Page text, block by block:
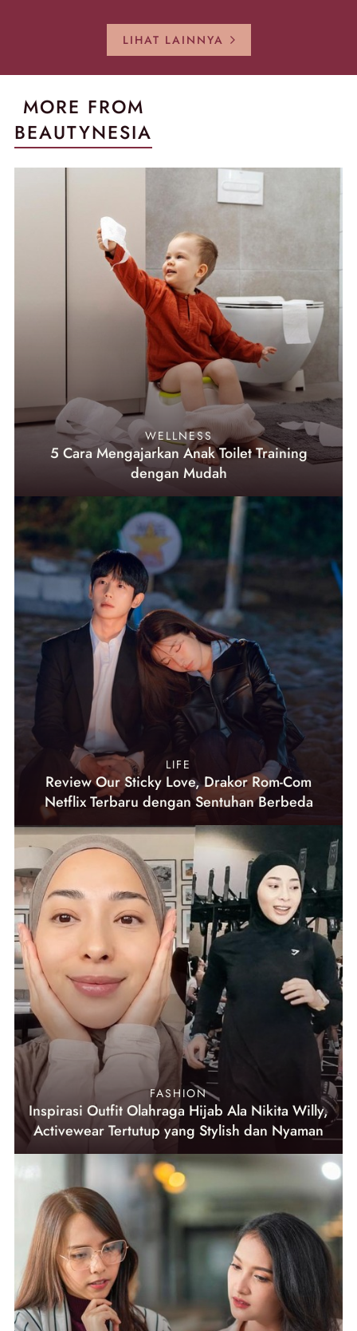
LIHAT LAINNYA
MORE FROM
BEAUTYNESIA
WELLNESS
5 Cara Mengajarkan Anak Toilet Training
dengan Mudah
LIFE
Review Our Sticky Love, Drakor Rom-Com
Netflix Terbaru dengan Sentuhan Berbeda
FASHION
Inspirasi Outfit Olahraga Hijab Ala Nikita Willy,
Activewear Tertutup yang Stylish dan Nyaman